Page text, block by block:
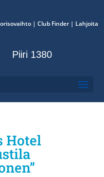
| Club Finder | Lahjoita
Piiri 1380
Hotel